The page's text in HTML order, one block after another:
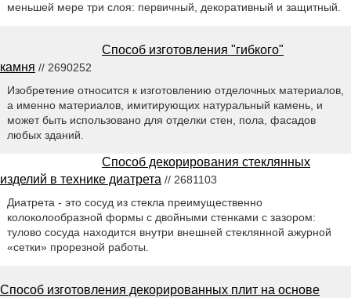
меньшей мере три слоя: первичный, декоративный и защитный.
Способ изготовления "гибкого"
камня // 2690252
Изобретение относится к изготовлению отделочных материалов,
а именно материалов, имитирующих натуральный камень, и
может быть использовано для отделки стен, пола, фасадов
любых зданий.
Способ декорирования стеклянных
изделий в технике диатрета // 2681103
Диатрета - это сосуд из стекла преимущественно
колоколообразной формы с двойными стенками с зазором:
тулово сосуда находится внутри внешней стеклянной ажурной
«сетки» прорезной работы.
Способ изготовления декорированных плит на основе